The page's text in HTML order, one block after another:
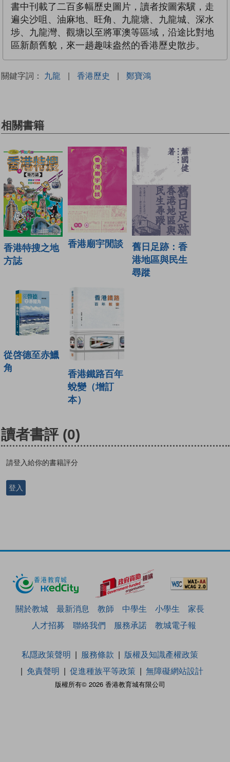
書中刊載了二百多幅歷史圖片，讀者按圖索驥，走
遍尖沙咀、油麻地、旺角、九龍塘、九龍城、深水
埗、九龍灣、觀塘以至將軍澳等區域，沿途比對地
區新顏舊貌，來一趟趣味盎然的香港歷史散步。
關鍵字詞： 九龍 | 香港歷史 | 鄭寶鴻
相關書籍
香港特搜之地
方誌
香港廟宇閒談
舊日足跡：香
港地區與民生
尋蹤
從啓德至赤鱲
角
香港鐵路百年
蛻變（增訂
本）
讀者書評 (0)
請登入給你的書籍評分
登入
關於教城 最新消息 教師 中學生 小學生
家長
人才招募
聯絡我們 服務承諾 教城電子報
版權所有© 2026 香港教育城有限公司
私隱政策聲明 服務條款
版權及知識產權政策
免責聲明
促進種族平等政策 無障礙網站設計